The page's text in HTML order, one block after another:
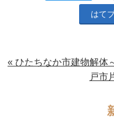
はて
« ひたちなか市建物解体
戸市